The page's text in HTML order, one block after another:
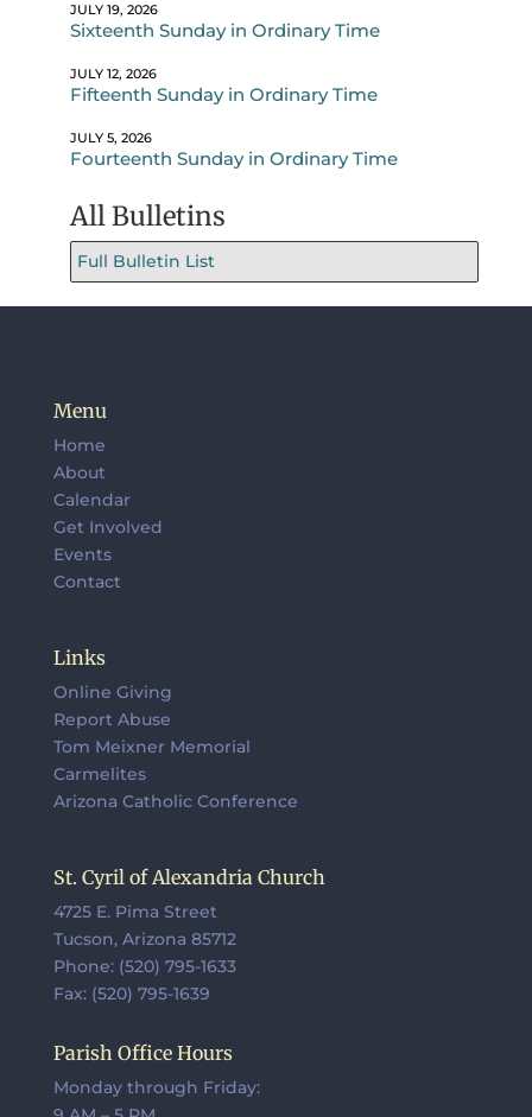
JULY 19, 2026
Sixteenth Sunday in Ordinary Time
JULY 12, 2026
Fifteenth Sunday in Ordinary Time
JULY 5, 2026
Fourteenth Sunday in Ordinary Time
All Bulletins
Full Bulletin List
Menu
Home
About
Calendar
Get Involved
Events
Contact
Links
Online Giving
Report Abuse
Tom Meixner Memorial
Carmelites
Arizona Catholic Conference
St. Cyril of Alexandria Church
4725 E. Pima Street
Tucson, Arizona 85712
Phone: (520) 795-1633
Fax: (520) 795-1639
Parish Office Hours
Monday through Friday: